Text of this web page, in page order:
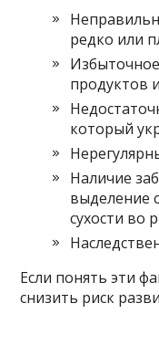
редко или
продуктов
который
Наличие
выделение
сухости во
Если понять эти
снизить риск